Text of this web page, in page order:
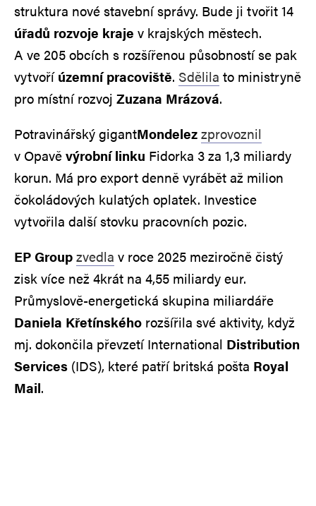
struktura nové stavební správy. Bude ji tvořit 14
úřadů rozvoje kraje v krajských městech.
A ve 205 obcích s rozšířenou působností se pak
vytvoříúzemní pracoviště. Sdělila to ministryně
pro místní rozvoj Zuzana Mrázová.
Potravinářský gigantMondelezzprovoznil
v Opavěvýrobní linku Fidorka 3 za 1,3 miliardy
korun. Má pro export denně vyrábět až milion
čokoládových kulatých oplatek. Investice
vytvořila další stovku pracovních pozic.
EP Groupzvedla v roce 2025 meziročně čistý
zisk více než 4krát na 4,55 miliardy eur.
Průmyslově-energetická skupina miliardáře
Daniela Křetínského rozšířila své aktivity, když
mj. dokončila převzetí International Distribution
Services (IDS), které patří britská pošta Royal
Mail.